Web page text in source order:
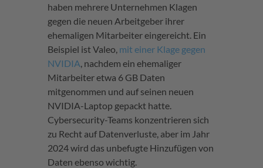
haben mehrere Unternehmen Klagen
gegen die neuen Arbeitgeber ihrer
ehemaligen Mitarbeiter eingereicht. Ein
Beispiel ist Valeo, mit einer Klage gegen
NVIDIA, nachdem ein ehemaliger
Mitarbeiter etwa 6 GB Daten
mitgenommen und auf seinen neuen
NVIDIA-Laptop gepackt hatte.
Cybersecurity-Teams konzentrieren sich
zu Recht auf Datenverluste, aber im Jahr
2024 wird das unbefugte Hinzufügen von
Daten ebenso wichtig.